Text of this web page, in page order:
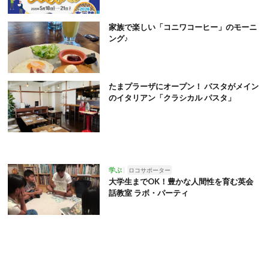
家族で楽しい「コニワコーヒー」のモーニ
ング♪
たまプラーザにオープン！ パスタがメイン
のイタリアン「クラシカル パスタ」
学ぶ ロコサポーター
大学生までOK！豊かな人間性を育む英会
話教室 ラボ・パーティ